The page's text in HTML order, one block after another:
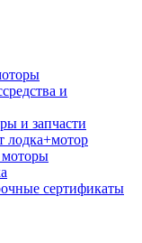
и
и запчасти
лодка+мотор
сертификаты